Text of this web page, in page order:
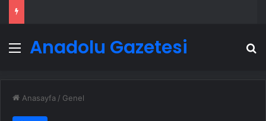
Menü
Anadolu Gazetesi
Anasayfa / Genel